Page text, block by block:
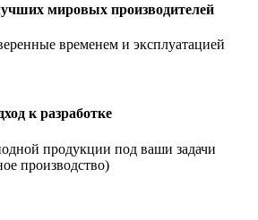
мировых производителей
временем и эксплуатацией
к разработке
продукции под ваши задачи
производство)